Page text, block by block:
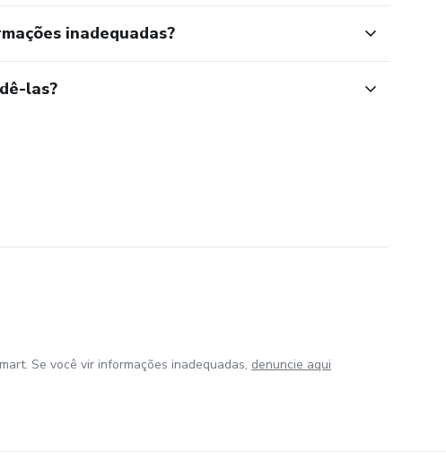
inadequadas?
las?
Se você vir informações inadequadas, denuncie aqui